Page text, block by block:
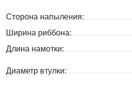
Сторона напыления:
Ширина риббона:
Длина намотки:
Диаметр втулки: